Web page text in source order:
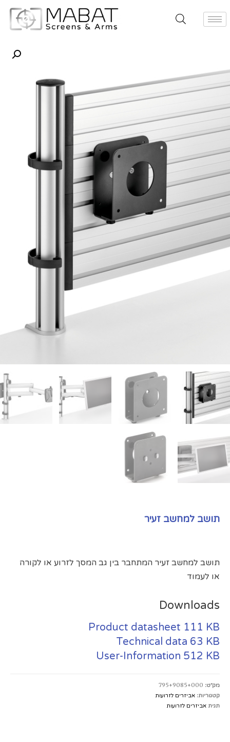
תושב למחשב זעיר
תושב למחשב זעיר המתחבר בין גב המסך לזרוע או לקורה
או לעמוד
Downloads
Product datasheet 111 KB
Technical data 63 KB
User-Information 512 KB
מק״ט: 795+9085+000
קטגוריות: אביזרים לזרועות
תגית אביזרים לזרועות